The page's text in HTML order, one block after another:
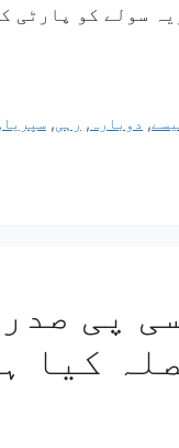
سولے کو پارٹی
, دوبارہ , رہی,سپریا
پی
کیا